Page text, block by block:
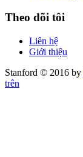
Theo dõi tôi
Liên hệ
Giới thiệu
Stanford © 2016 by
trên